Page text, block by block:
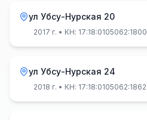
ул Убсу-Нурская 20
2017 г. • КН: 17:18:0105062:1800
ул Убсу-Нурская 24
2018 г. • КН: 17:18:0105062:1862